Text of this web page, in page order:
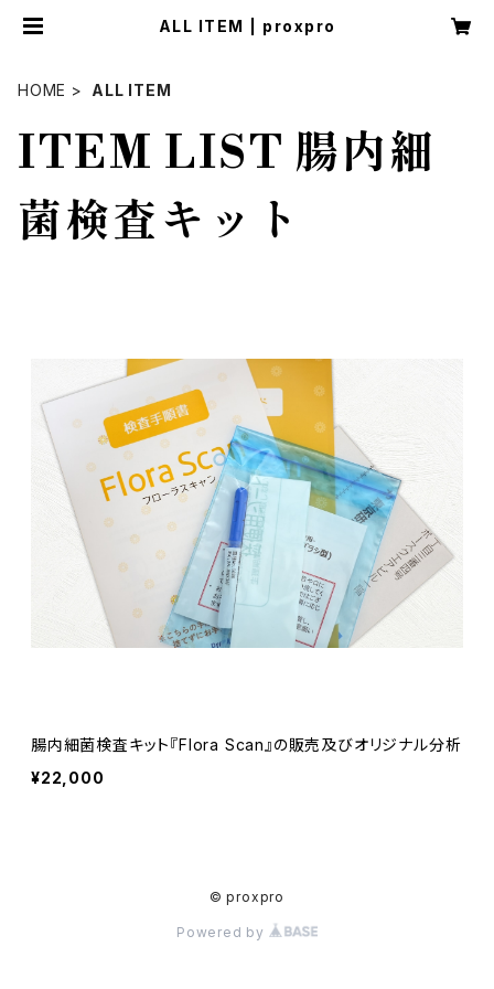
ALL ITEM | proxpro
HOME ALL ITEM
ITEM LIST 腸内細
菌検査キット
腸内細菌検査キット『Flora Scan』の販売及びオリジナル分析
¥22,000
© proxpro
Powered by